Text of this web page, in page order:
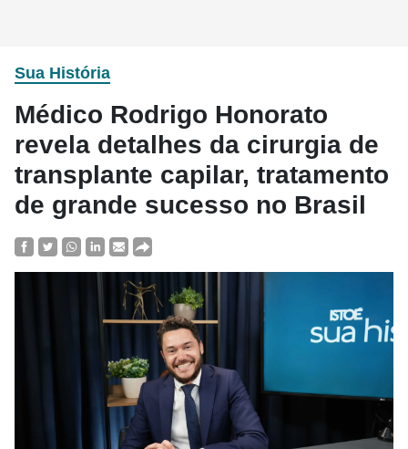
Sua História
Médico Rodrigo Honorato
revela detalhes da cirurgia de
transplante capilar, tratamento
de grande sucesso no Brasil